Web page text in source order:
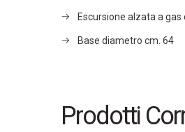
Escursione alzata a gas
Base diametro cm. 64
Prodotti